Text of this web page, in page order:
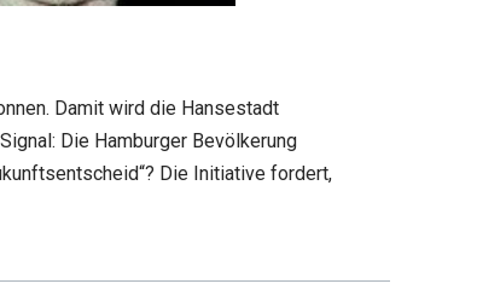
Damit wird die Hansestadt
Die Hamburger Bevölkerung
Die Initiative fordert,